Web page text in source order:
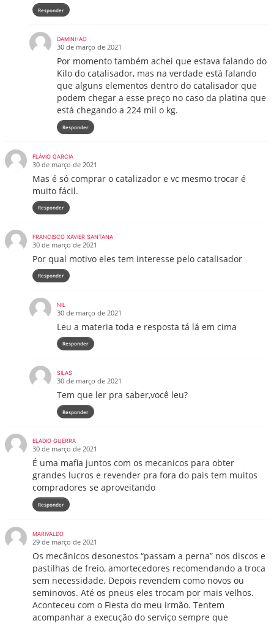
Responder
DAMINHAO
30 de março de 2021
Por momento também achei que estava falando do
Kilo do catalisador, mas na verdade está falando
que alguns elementos dentro do catalisador que
podem chegar a esse preço no caso da platina que
está chegando a 224 mil o kg.
Responder
FLÁVIO GARCIA
30 de março de 2021
Mas é só comprar o catalizador e vc mesmo trocar é
muito fácil.
Responder
FRANCISCO XAVIER SANTANA
30 de março de 2021
Por qual motivo eles tem interesse pelo catalisador
Responder
NIL
30 de março de 2021
Leu a materia toda e resposta tá lá em cima
Responder
SILAS
30 de março de 2021
Tem que ler pra saber,você leu?
Responder
ELADIO GUERRA
30 de março de 2021
É uma mafia juntos com os mecanicos para obter
grandes lucros e revender pra fora do pais tem muitos
compradores se aproveitando
Responder
MARIVALDO
29 de março de 2021
Os mecânicos desonestos “passam a perna” nos discos e
pastilhas de freio, amortecedores recomendando a troca
sem necessidade. Depois revendem como novos ou
seminovos. Até os pneus eles trocam por mais velhos.
Aconteceu com o Fiesta do meu irmão. Tentem
acompanhar a execução do serviço sempre que